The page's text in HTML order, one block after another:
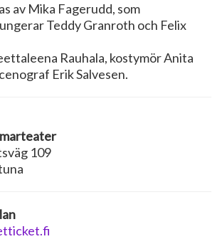
av Mika Fagerudd, som
Teddy Granroth och Felix
Rauhala, kostymör Anita
Erik Salvesen.
109